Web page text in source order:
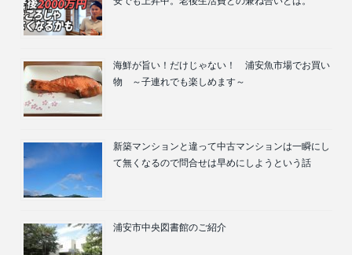
海鮮が旨い！だけじゃない！ 浦安魚市場でお買い
物 ～子連れでも楽しめます～
新築マンションと違って中古マンションは一瞬にし
て無くなるので問合せは早めにしようという話
浦安市中央図書館のご紹介